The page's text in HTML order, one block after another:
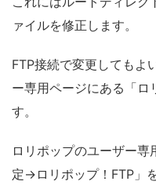
ァイルを修正します。
FTP接続で変更してもよ
ー専用ページにある「ロ
す。
ロリポップのユーザー
定→ロリポップ！FTP」